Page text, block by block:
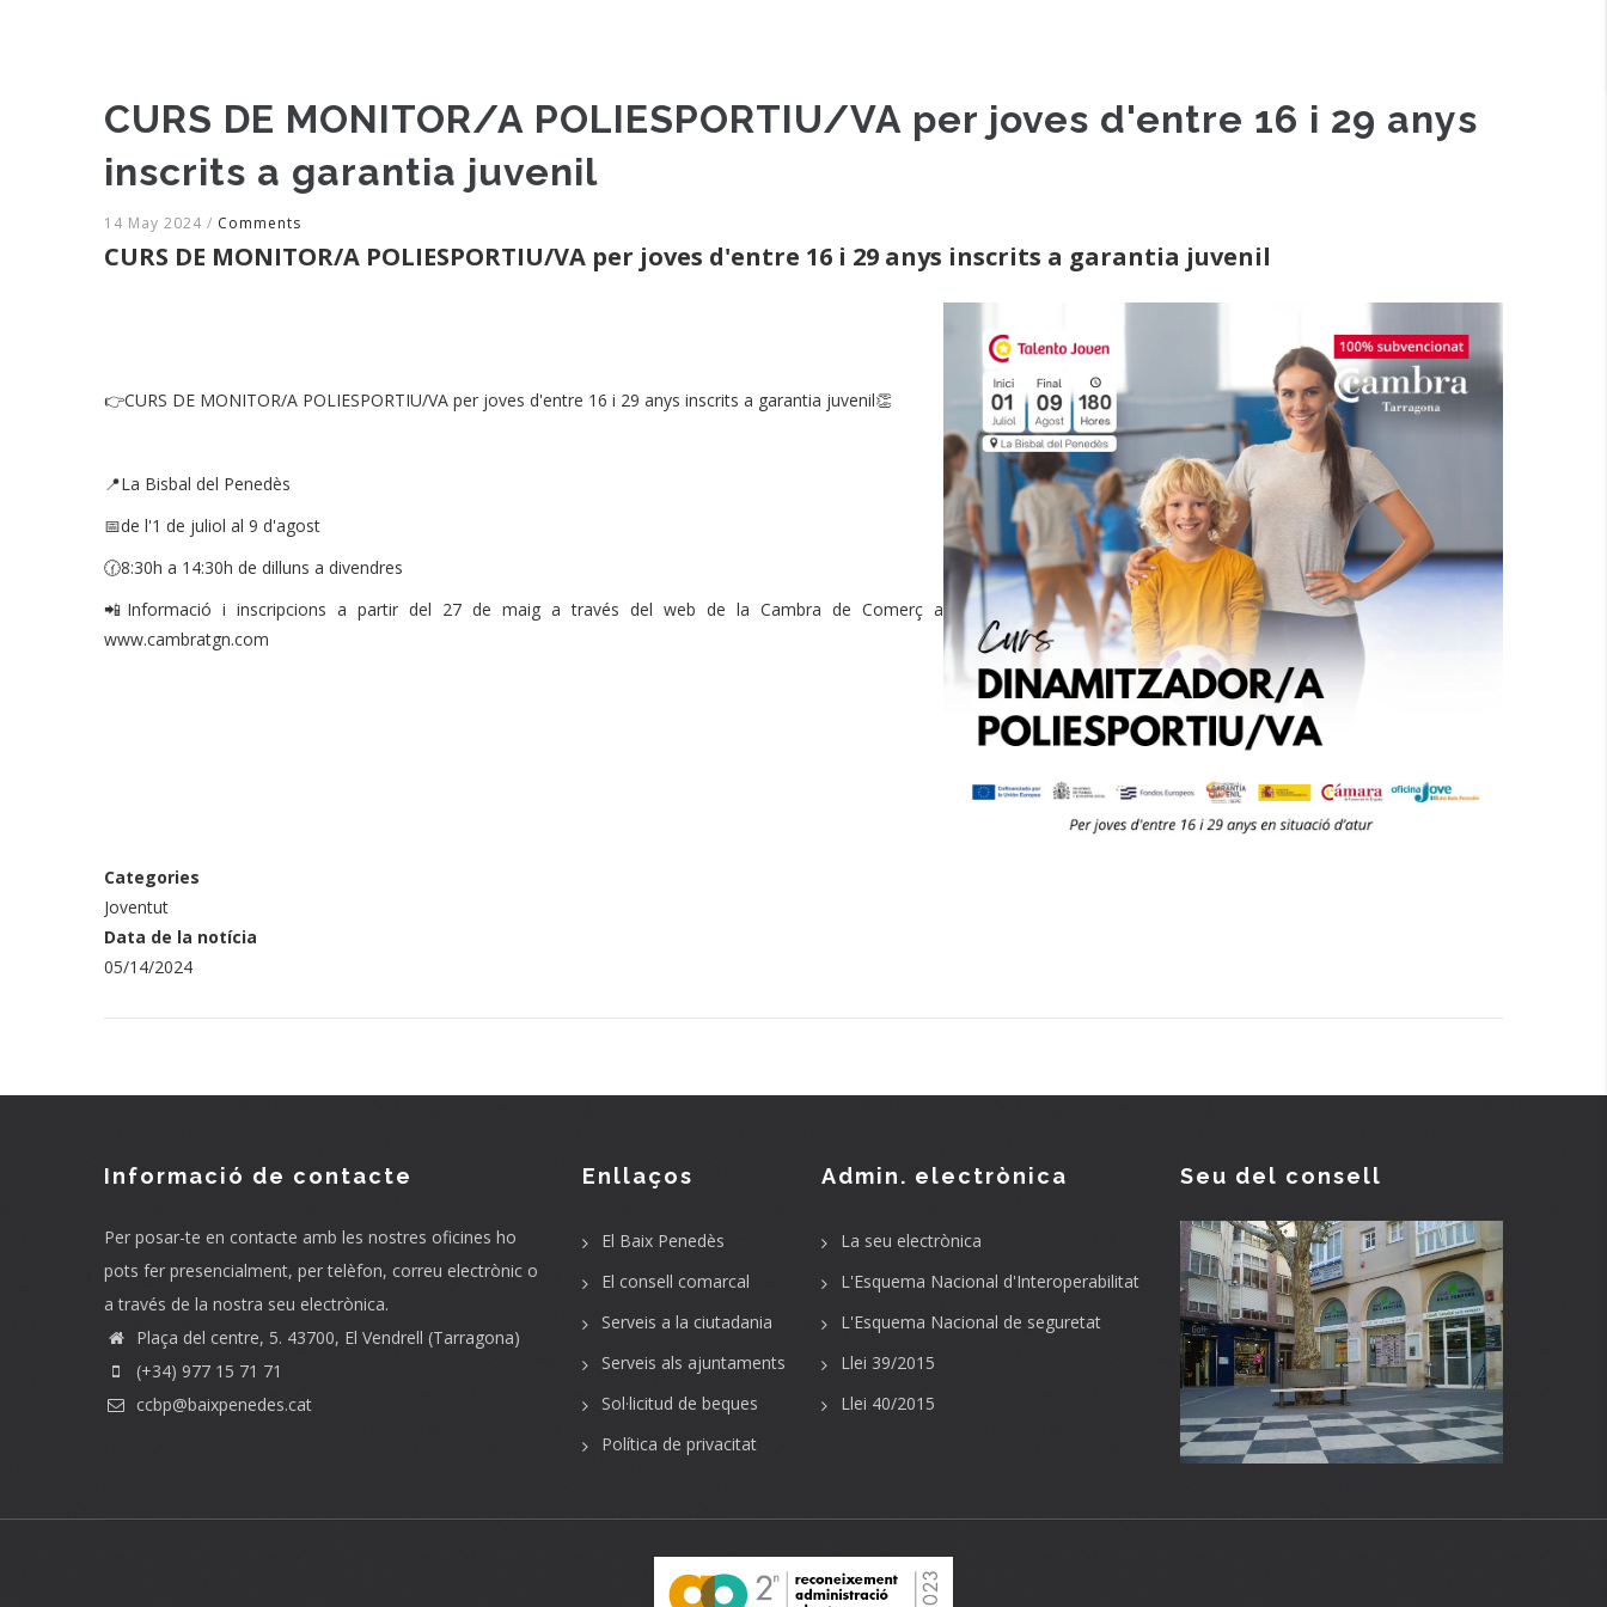
CURS DE MONITOR/A POLIESPORTIU/VA per joves d'entre 16 i 29 anys
inscrits a garantia juvenil
14 May 2024 / Comments
CURS DE MONITOR/A POLIESPORTIU/VA per joves d'entre 16 i 29 anys inscrits a garantia juvenil
👉CURS DE MONITOR/A POLIESPORTIU/VA per joves d'entre 16 i 29 anys inscrits a garantia juvenil👏
📍La Bisbal del Penedès
📅de l'1 de juliol al 9 d'agost
🕜8:30h a 14:30h de dilluns a divendres
📲Informació i inscripcions a partir del 27 de maig a través del web de la Cambra de Comerç a
www.cambratgn.com
Categories
Joventut
Data de la notícia
05/14/2024
Informació de contacte
Per posar-te en contacte amb les nostres oficines ho
pots fer presencialment, per telèfon, correu electrònic o
a través de la nostra seu electrònica.
Plaça del centre, 5. 43700, El Vendrell (Tarragona)
(+34) 977 15 71 71
ccbp@baixpenedes.cat
Enllaços
El Baix Penedès
El consell comarcal
Serveis a la ciutadania
Serveis als ajuntaments
Sol·licitud de beques
Política de privacitat
Admin. electrònica
La seu electrònica
L'Esquema Nacional d'Interoperabilitat
L'Esquema Nacional de seguretat
Llei 39/2015
Llei 40/2015
Seu del consell